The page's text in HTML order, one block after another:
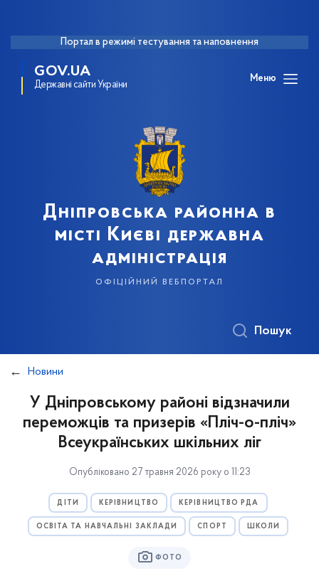
Портал в режимі тестування та наповнення
GOV.UA
Державні сайти України
Меню
Дніпровська районна в
місті Києві державна
адміністрація
офіційний вебпортал
Пошук
Новини
У Дніпровському районі відзначили
переможців та призерів «Пліч-о-пліч»
Всеукраїнських шкільних ліг
Опубліковано 27 травня 2026 року о 11:23
ДІТИ КЕРІВНИЦТВО КЕРІВНИЦТВО РДА
ОСВІТА ТА НАВЧАЛЬНІ ЗАКЛАДИ СПОРТ ШКОЛИ
ФОТО